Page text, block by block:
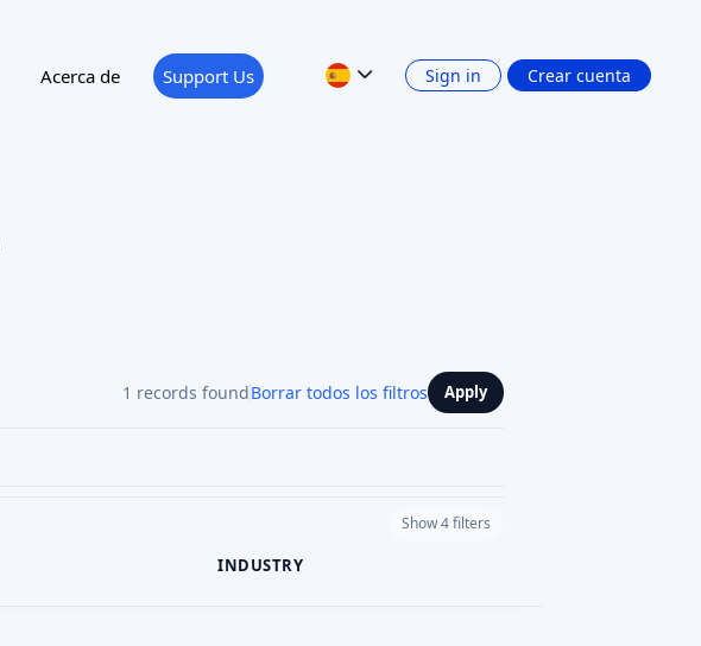
Acerca de Support Us Sign in Crear cuenta
1 records foundBorrar todos los filtros Apply
Show 4 filters
INDUSTRY